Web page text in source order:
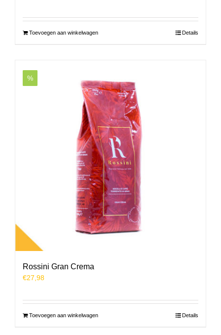
Toevoegen aan winkelwagen Details
%
Rossini Gran Crema
€27,98
Toevoegen aan winkelwagen Details